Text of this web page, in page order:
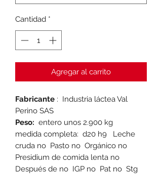
Cantidad *
Agregar al carrito
Fabricante : Industria láctea Val
Perino SAS
Peso: entero unos 2.900 kg
medida completa: d20 h9 Leche
cruda no Pasto no Orgánico no
Presidium de comida lenta no
Después de no IGP no Pat no Stg